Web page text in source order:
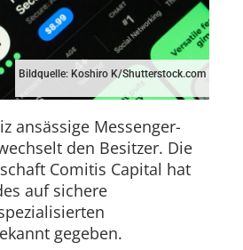
Bildquelle: Koshiro K/Shutterstock.com
ansässige Messenger-
den Besitzer. Die
Comitis Capital hat
auf sichere
gegeben.